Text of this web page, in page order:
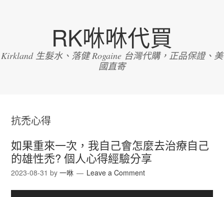
RK咻咻代買
Kirkland 生髮水、落健 Rogaine 台灣代購，正品保證、美
國直寄
抗禿心得
如果重來一次，我自己會怎麼去治療自己
的雄性禿? 個人心得經驗分享
2023-08-31 by一咻 Leave a Comment